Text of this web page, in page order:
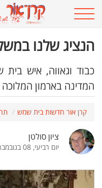
הנציג שלנו
כבוד וגאווה, איש
המדינה בארמון
קרן אור חדשות בית שמש
ציון סולטן
יום רביעי, 08 בנובמבר 2017, 00:22